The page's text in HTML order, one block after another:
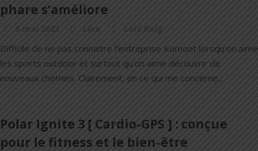
phare s’améliore
5 mai 2023 Like Loïc Roig
Difficile de ne pas connaitre l'entreprise Komoot lorsqu'on aime
les sports outdoor et surtout qu'on aime découvrir de
nouveaux chemins. Clairement, en ce qui me concerne...
Polar Ignite 3 [ Cardio-GPS ] : conçue
pour le fitness et le bien-être